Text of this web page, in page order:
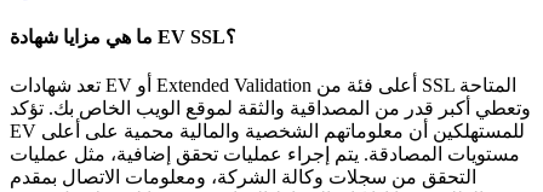
ما هي مزايا شهادة EV SSL؟
تعد شهادات EV أو Extended Validation أعلى فئة من SSL المتاحة
وتعطي أكبر قدر من المصداقية والثقة لموقع الويب الخاص بك. تؤكد
EV للمستهلكين أن معلوماتهم الشخصية والمالية محمية على أعلى
مستويات المصادقة. يتم إجراء عمليات تحقق إضافية، مثل عمليات
التحقق من سجلات وكالة الشركة، ومعلومات الاتصال بمقدم